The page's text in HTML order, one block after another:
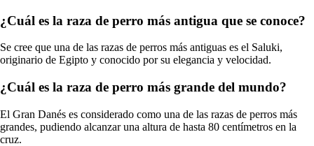
¿Cuál es la raza de perro más antigua que se conoce?
Se cree que una de las razas de perros más antiguas es el Saluki,
originario de Egipto y conocido por su elegancia y velocidad.
¿Cuál es la raza de perro más grande del mundo?
El Gran Danés es considerado como una de las razas de perros más
grandes, pudiendo alcanzar una altura de hasta 80 centímetros en la
cruz.